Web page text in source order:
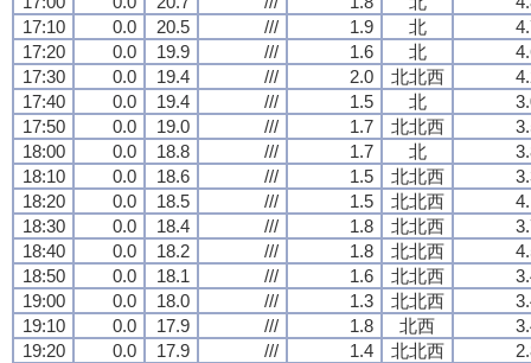
17:10
0.0 20.5 /// 1.9 北
17:20
0.0 19.9 /// 1.6 北
17:30
0.0 19.4 /// 2.0 北北西
17:40
0.0 19.4 /// 1.5 北
17:50
0.0 19.0 /// 1.7 北北西
18:00
0.0 18.8 /// 1.7 北
18:10
0.0 18.6 /// 1.5 北北西
18:20
0.0 18.5 /// 1.5 北北西
18:30
0.0 18.4 /// 1.8 北北西
18:40
0.0 18.2 /// 1.8 北北西
18:50
0.0 18.1 /// 1.6 北北西
19:00
0.0 18.0 /// 1.3 北北西
19:10
0.0 17.9 /// 1.8 北西
19:20
0.0 17.9 /// 1.4 北北西